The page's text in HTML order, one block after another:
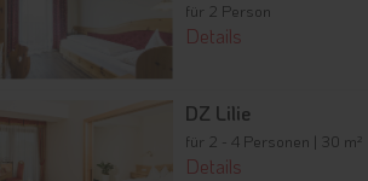
für 2 Person
Details
DZ Lilie
für 2 - 4 Personen | 30 m²
Details